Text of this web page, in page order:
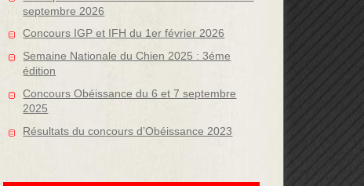
septembre 2026
Concours IGP et IFH du 1er février 2026
Semaine Nationale du Chien 2025 : 3éme
édition
Concours Obéissance du 6 et 7 septembre
2025
Résultats du concours d’Obéissance 2023